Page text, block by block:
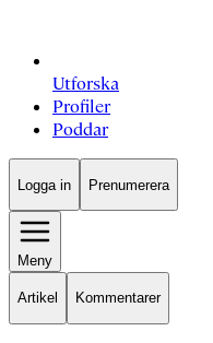
Utforska
Profiler
Poddar
Logga in Prenumerera
Meny
Artikel Kommentarer